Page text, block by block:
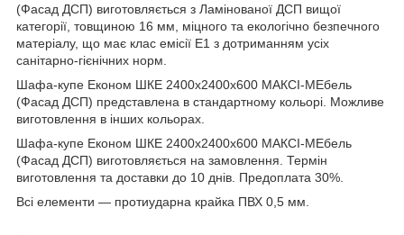
(Фасад ДСП) виготовляється з Ламінованої ДСП вищої
категорії, товщиною 16 мм, міцного та екологічно безпечного
матеріалу, що має клас емісії Е1 з дотриманням усіх
санітарно-гієнічних норм.
Шафа-купе Економ ШКЕ 2400х2400х600 МАКСІ-МЕбель
(Фасад ДСП) представлена в стандартному кольорі. Можливе
виготовлення в інших кольорах.
Шафа-купе Економ ШКЕ 2400х2400х600 МАКСІ-МЕбель
(Фасад ДСП) виготовляється на замовлення. Термін
виготовлення та доставки до 10 днів. Предоплата 30%.
Всі елементи — протиударна крайка ПВХ 0,5 мм.